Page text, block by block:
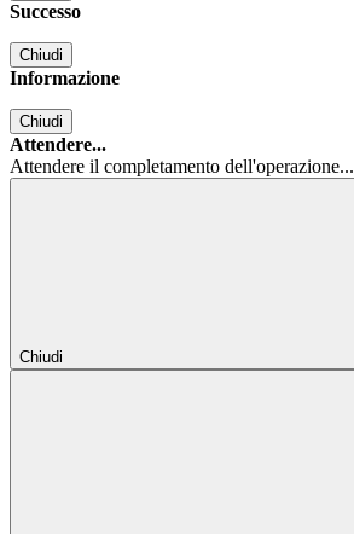
Successo
Chiudi
Informazione
Chiudi
Attendere...
Attendere il completamento dell'operazione...
Chiudi